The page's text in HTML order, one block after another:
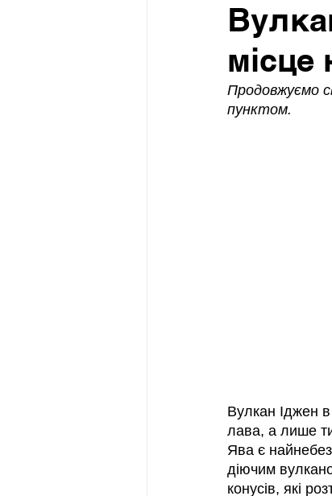
місце
Продовжуємо
пунктом.
Вулкан Іджен в
лава, а лише
Ява є
діючим
конусів, які